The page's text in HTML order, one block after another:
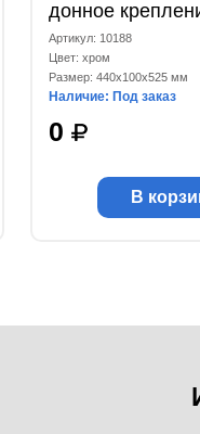
донное
Артикул: 10188
Цвет: хром
Размер: 440x100x525 мм
Наличие: Под заказ
0
В